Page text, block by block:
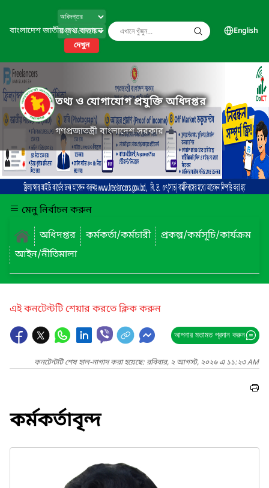
বাংলাদেশ জাতীয় তথ্য বাতায়ন
দেখুন
English
তথ্য ও যোগাযোগ প্রযুক্তি অধিদপ্তর
গণপ্রজাতন্ত্রী বাংলাদেশ সরকার
মেনু নির্বাচন করুন
অধিদপ্তর
কর্মকর্তা/কর্মচারী
প্রকল্প/কর্মসূচি/কার্যক্রম
আইন/নীতিমালা
এই কনটেন্টটি শেয়ার করতে ক্লিক করুন
আপনার মতামত প্রদান করুন
কনটেন্টটি শেষ হাল-নাগাদ করা হয়েছে: রবিবার, ২ আগস্ট, ২০২৬ এ ১১:২৩ AM
কর্মকর্তাবৃন্দ